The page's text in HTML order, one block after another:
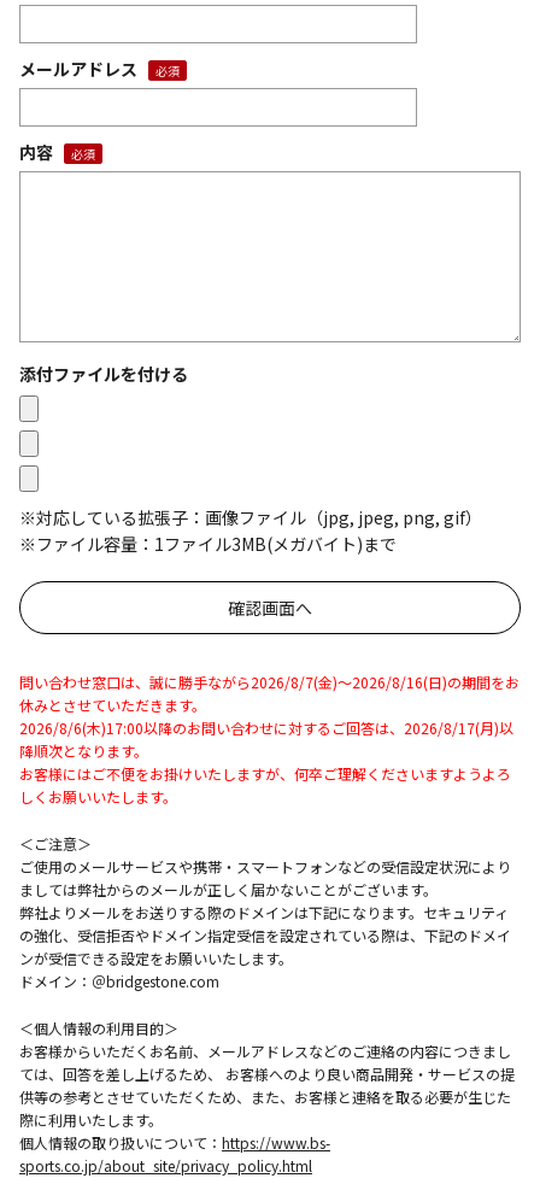
メールアドレス
内容
添付ファイルを付ける
※対応している拡張子：画像ファイル（jpg, jpeg, png, gif）
※ファイル容量：1ファイル3MB(メガバイト)まで
問い合わせ窓口は、誠に勝手ながら2026/8/7(金)～2026/8/16(日)の期間をお
休みとさせていただきます。
2026/8/6(木)17:00以降のお問い合わせに対するご回答は、2026/8/17(月)以
降順次となります。
お客様にはご不便をお掛けいたしますが、何卒ご理解くださいますようよろ
しくお願いいたします。
＜ご注意＞
ご使用のメールサービスや携帯・スマートフォンなどの受信設定状況により
ましては弊社からのメールが正しく届かないことがございます。
弊社よりメールをお送りする際のドメインは下記になります。セキュリティ
の強化、受信拒否やドメイン指定受信を設定されている際は、下記のドメイ
ンが受信できる設定をお願いいたします。
ドメイン：＠bridgestone.com
＜個人情報の利用目的＞
お客様からいただくお名前、メールアドレスなどのご連絡の内容につきまし
ては、回答を差し上げるため、 お客様へのより良い商品開発・サービスの提
供等の参考とさせていただくため、また、お客様と連絡を取る必要が生じた
際に利用いたします。
個人情報の取り扱いについて： https://www.bs-
sports.co.jp/about_site/privacy_policy.html